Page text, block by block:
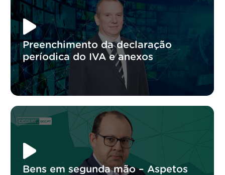
Preenchimento da declaração
períodica do IVA e anexos
Bens em segunda mão – Aspetos